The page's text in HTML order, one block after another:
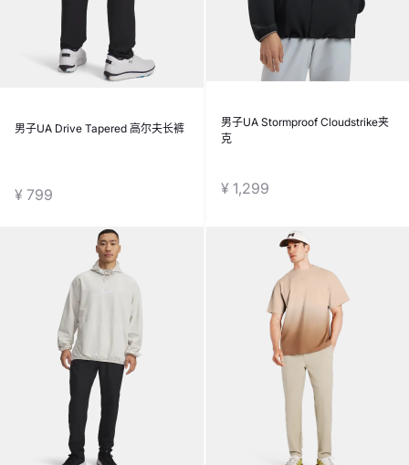
男子UA Drive Tapered 高尔夫长裤
¥ 799
男子UA Stormproof Cloudstrike夹
克
¥ 1,299